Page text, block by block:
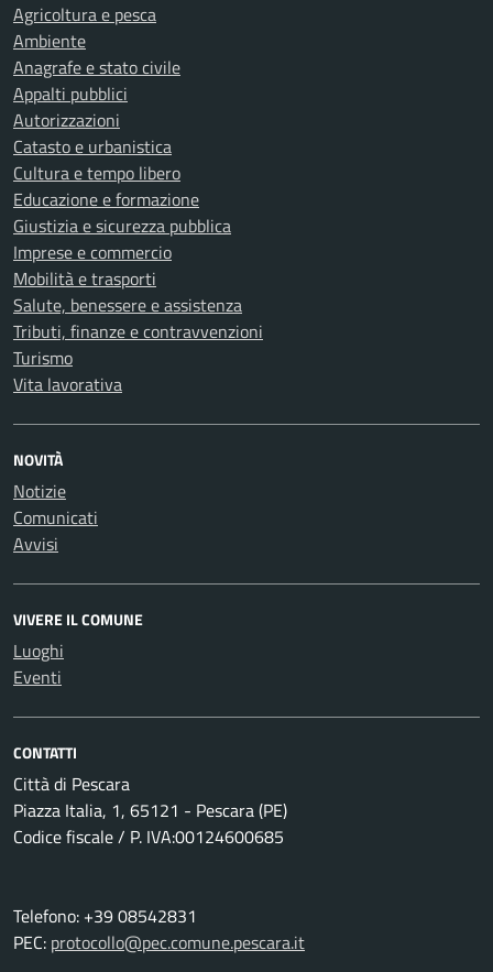
Agricoltura e pesca
Ambiente
Anagrafe e stato civile
Appalti pubblici
Autorizzazioni
Catasto e urbanistica
Cultura e tempo libero
Educazione e formazione
Giustizia e sicurezza pubblica
Imprese e commercio
Mobilità e trasporti
Salute, benessere e assistenza
Tributi, finanze e contravvenzioni
Turismo
Vita lavorativa
NOVITÀ
Notizie
Comunicati
Avvisi
VIVERE IL COMUNE
Luoghi
Eventi
CONTATTI
Città di Pescara
Piazza Italia, 1, 65121 - Pescara (PE)
Codice fiscale / P. IVA:00124600685
Telefono: +39 08542831
PEC: protocollo@pec.comune.pescara.it